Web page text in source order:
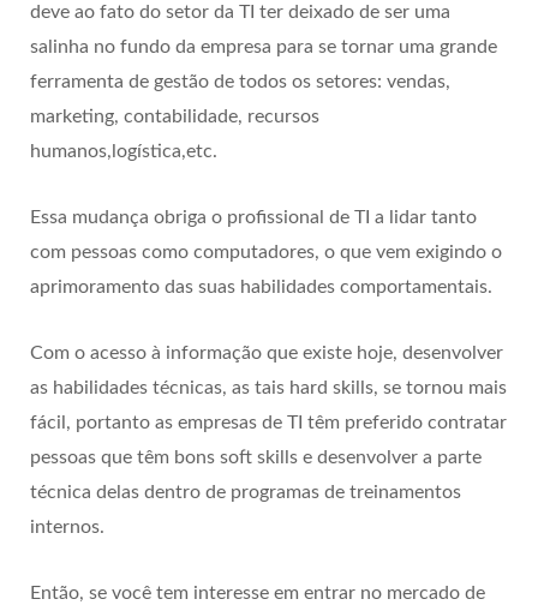
deve ao fato do setor da TI ter deixado de ser uma
salinha no fundo da empresa para se tornar uma grande
ferramenta de gestão de todos os setores: vendas,
marketing, contabilidade, recursos
humanos,logística,etc.
Essa mudança obriga o profissional de TI a lidar tanto
com pessoas como computadores, o que vem exigindo o
aprimoramento das suas habilidades comportamentais.
Com o acesso à informação que existe hoje, desenvolver
as habilidades técnicas, as tais hard skills, se tornou mais
fácil, portanto as empresas de TI têm preferido contratar
pessoas que têm bons soft skills e desenvolver a parte
técnica delas dentro de programas de treinamentos
internos.
Então, se você tem interesse em entrar no mercado de